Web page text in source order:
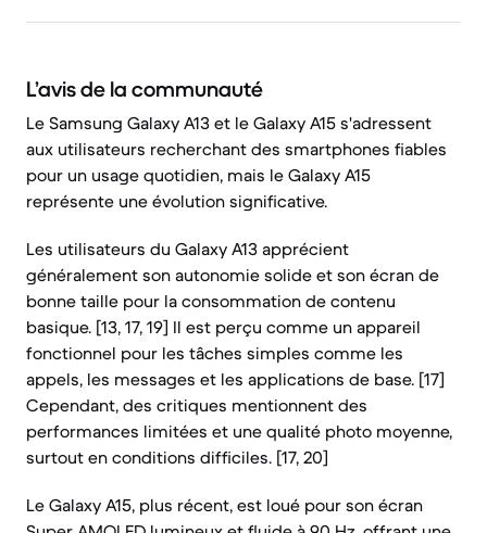
L’avis de la communauté
Le Samsung Galaxy A13 et le Galaxy A15 s'adressent
aux utilisateurs recherchant des smartphones fiables
pour un usage quotidien, mais le Galaxy A15
représente une évolution significative.
Les utilisateurs du Galaxy A13 apprécient
généralement son autonomie solide et son écran de
bonne taille pour la consommation de contenu
basique. [13, 17, 19] Il est perçu comme un appareil
fonctionnel pour les tâches simples comme les
appels, les messages et les applications de base. [17]
Cependant, des critiques mentionnent des
performances limitées et une qualité photo moyenne,
surtout en conditions difficiles. [17, 20]
Le Galaxy A15, plus récent, est loué pour son écran